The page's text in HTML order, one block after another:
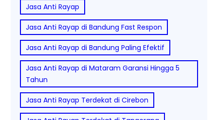
Jasa Anti Rayap
Jasa Anti Rayap di Bandung Fast Respon
Jasa Anti Rayap di Bandung Paling Efektif
Jasa Anti Rayap di Mataram Garansi Hingga 5
Tahun
Jasa Anti Rayap Terdekat di Cirebon